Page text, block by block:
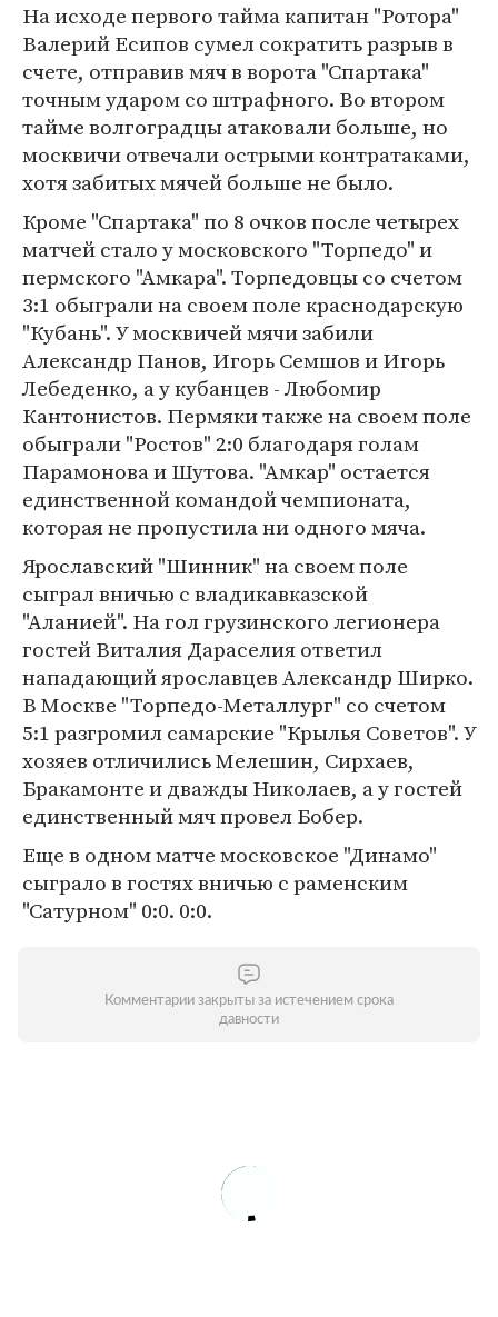
На исходе первого тайма капитан "Ротора"
Валерий Есипов сумел сократить разрыв в
счете, отправив мяч в ворота "Спартака"
точным ударом со штрафного. Во втором
тайме волгоградцы атаковали больше, но
москвичи отвечали острыми контратаками,
хотя забитых мячей больше не было.
Кроме "Спартака" по 8 очков после четырех
матчей стало у московского "Торпедо" и
пермского "Амкара". Торпедовцы со счетом
3:1 обыграли на своем поле краснодарскую
"Кубань". У москвичей мячи забили
Александр Панов, Игорь Семшов и Игорь
Лебеденко, а у кубанцев - Любомир
Кантонистов. Пермяки также на своем поле
обыграли "Ростов" 2:0 благодаря голам
Парамонова и Шутова. "Амкар" остается
единственной командой чемпионата,
которая не пропустила ни одного мяча.
Ярославский "Шинник" на своем поле
сыграл вничью с владикавказской
"Аланией". На гол грузинского легионера
гостей Виталия Дараселия ответил
нападающий ярославцев Александр Ширко.
В Москве "Торпедо-Металлург" со счетом
5:1 разгромил самарские "Крылья Советов". У
хозяев отличились Мелешин, Сирхаев,
Бракамонте и дважды Николаев, а у гостей
единственный мяч провел Бобер.
Еще в одном матче московское "Динамо"
сыграло в гостях вничью с раменским
"Сатурном" 0:0. 0:0.
Комментарии закрыты за истечением срока
давности